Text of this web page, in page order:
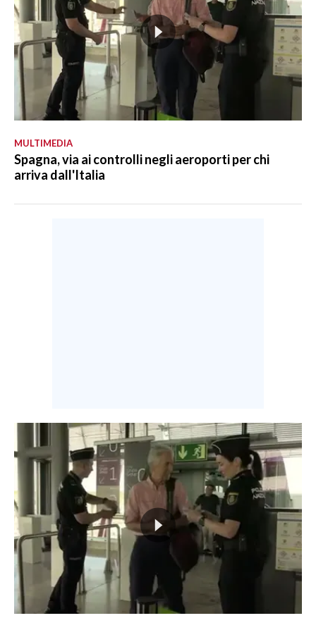
MULTIMEDIA
Spagna, via ai controlli negli aeroporti per chi
arriva dall'Italia